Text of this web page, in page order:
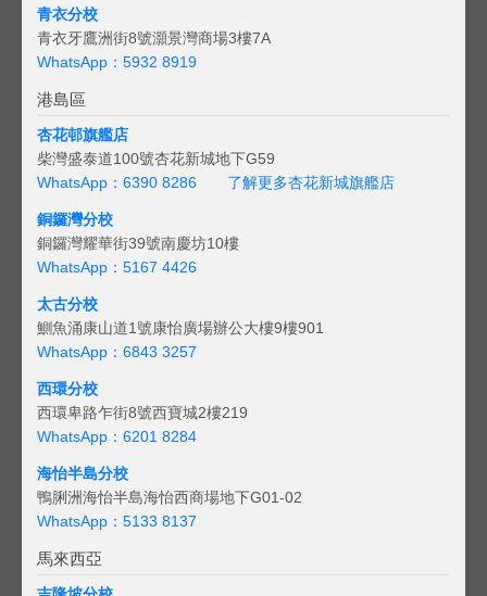
青衣分校
青衣牙鷹洲街8號灝景灣商場3樓7A
WhatsApp：5932 8919
港島區
杏花邨旗艦店
柴灣盛泰道100號杏花新城地下G59
WhatsApp：6390 8286
了解更多杏花新城旗艦店
銅鑼灣分校
銅鑼灣耀華街39號南慶坊10樓
WhatsApp：5167 4426
太古分校
鰂魚涌康山道1號康怡廣場辦公大樓9樓901
WhatsApp：6843 3257
西環分校
西環卑路乍街8號西寶城2樓219
WhatsApp：6201 8284
海怡半島分校
鴨脷洲海怡半島海怡西商場地下G01-02
WhatsApp：5133 8137
馬來西亞